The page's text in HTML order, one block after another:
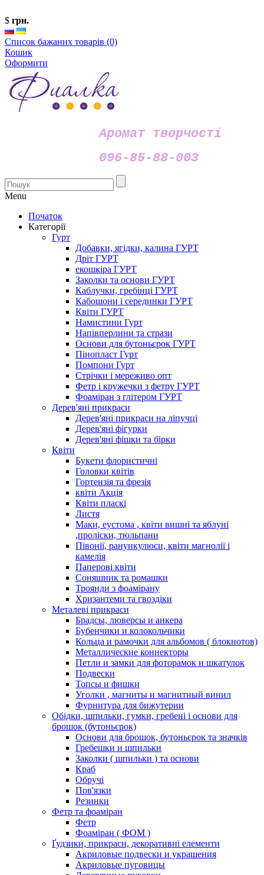
$ грн.
Список бажаних товарів (0)
Кошик
Оформити
Аромат творчості
096-85-88-003
Menu
Початок
Категорії
Гурт
Добавки, ягідки, калина ГУРТ
Дріт ГУРТ
екошкіра ГУРТ
Заколки та основи ГУРТ
Каблучки, гребінці ГУРТ
Кабошони і серединки ГУРТ
Квіти ГУРТ
Намистини Гурт
Напівперлини та стрази
Основи для бутоньєрок ГУРТ
Пінопласт Гурт
Помпони Гурт
Стрічки і мереживо опт
Фетр і кружечки з фетру ГУРТ
Фоаміран з глітером ГУРТ
Дерев'яні прикраси
Дерев'яні прикраси на ліпучці
Дерев'яні фігурки
Дерев'яні фішки та бірки
Квіти
Букети флористичні
Головки квітів
Гортензія та фрезія
квіти Акція
Квіти пласкі
Листя
Маки, еустома , квіти вишні та яблуні
,проліски, тюльпани
Півонії, ранункулюси, квіти магнолії і
камелія
Паперові квіти
Соняшник та ромашки
Троянди з фоамірану
Хризантеми та гвоздіки
Металеві прикраси
Брадсы, люверсы и анкера
Бубенчики и колокольчики
Кольца и рамочки для альбомов ( блокнотов)
Металлические коннекторы
Петли и замки для фоторамок и шкатулок
Подвески
Топсы и фишки
Уголки , магниты и магнитный винил
Фурнитура для бижутерии
Обідки, шпильки, гумки, гребені і основи для
брошок (бутоньєрок)
Основи для брошок, бутоньєрок та значків
Гребешки и шпильки
Заколки ( шпильки ) та основи
Краб
Обручі
Пов'язки
Резинки
Фетр та фоаміран
Фетр
Фоаміран ( ФОМ )
Ґудзики, прикраси, декоративні елементи
Акриловые подвески и украшения
Акриловые пуговицы